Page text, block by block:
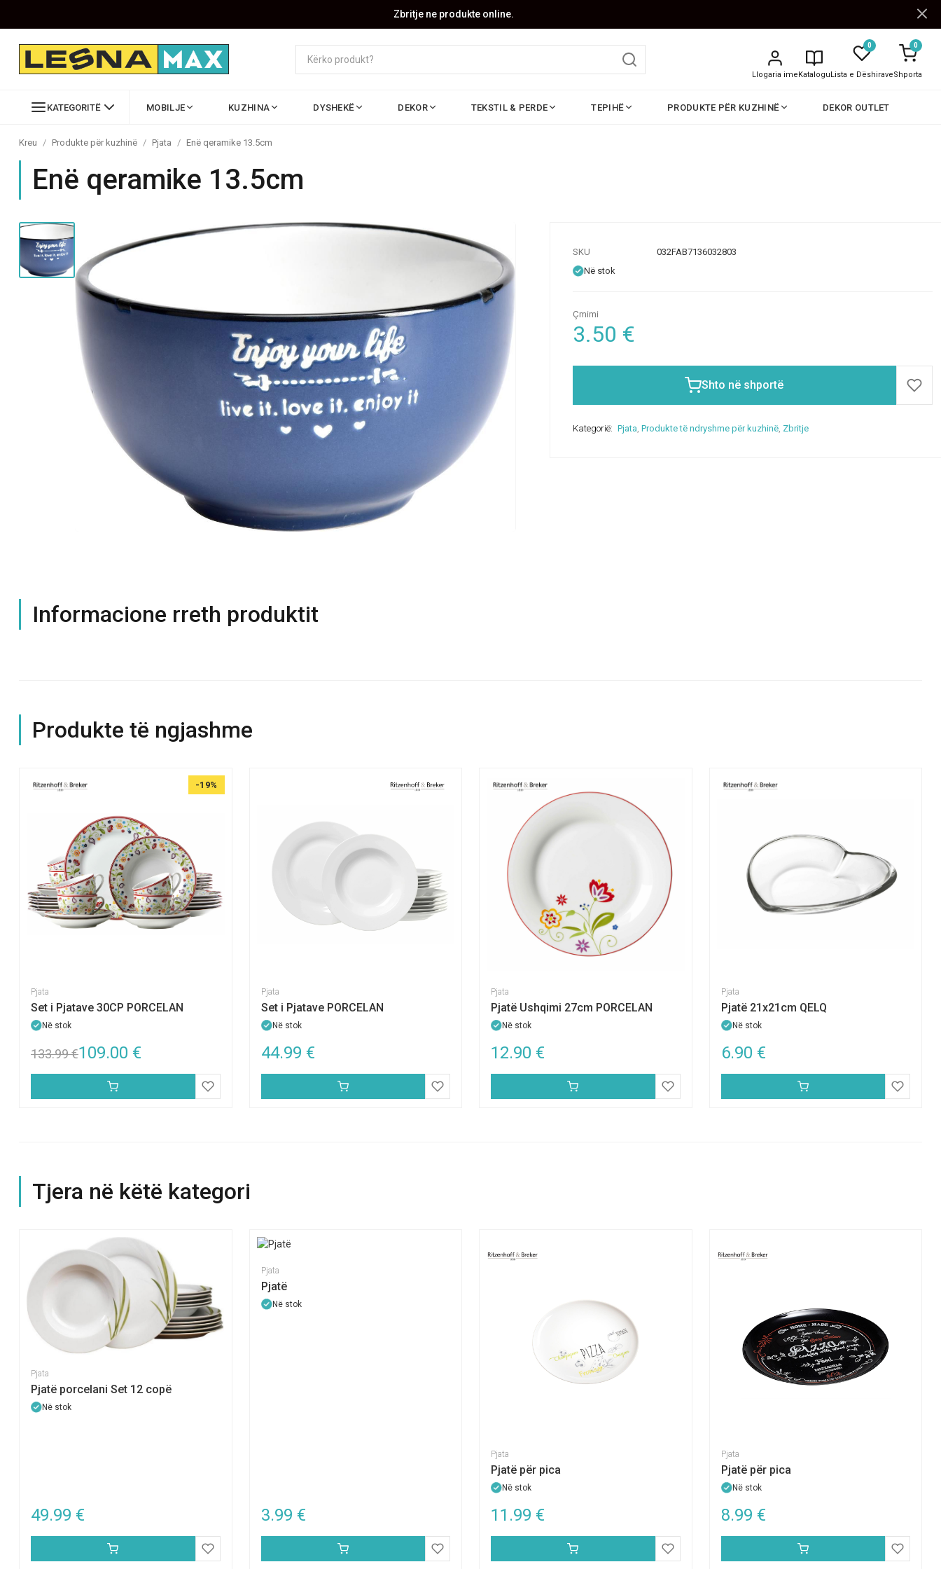
Zbritje ne produkte online.
Llogaria imeKatalogu
0
Lista e Dëshirave
0
Shporta
KATEGORITË MOBILJE KUZHINA DYSHEKË DEKOR TEKSTIL & PERDE TEPIHË PRODUKTE PËR KUZHINË DEKOR OUTLET
Kreu / Produkte për kuzhinë / Pjata / Enë qeramike 13.5cm
Enë qeramike 13.5cm
SKU
032FAB7136032803
Në stok
Çmimi
3.50 €
Shto në shportë
Kategorië: Pjata, Produkte të ndryshme për kuzhinë, Zbritje
Informacione rreth produktit
Produkte të ngjashme
-19%
Pjata
Set i Pjatave 30CP PORCELAN
Në stok
133.99€109.00 €
Pjata
Set i Pjatave PORCELAN
Në stok
44.99 €
Pjata
Pjatë Ushqimi 27cm PORCELAN
Në stok
12.90 €
Pjata
Pjatë 21x21cm QELQ
Në stok
6.90 €
Tjera në këtë kategori
Pjata
Pjatë porcelani Set 12 copë
Në stok
49.99 €
Pjata
Pjatë
Në stok
3.99 €
Pjata
Pjatë për pica
Në stok
11.99 €
Pjata
Pjatë për pica
Në stok
8.99 €